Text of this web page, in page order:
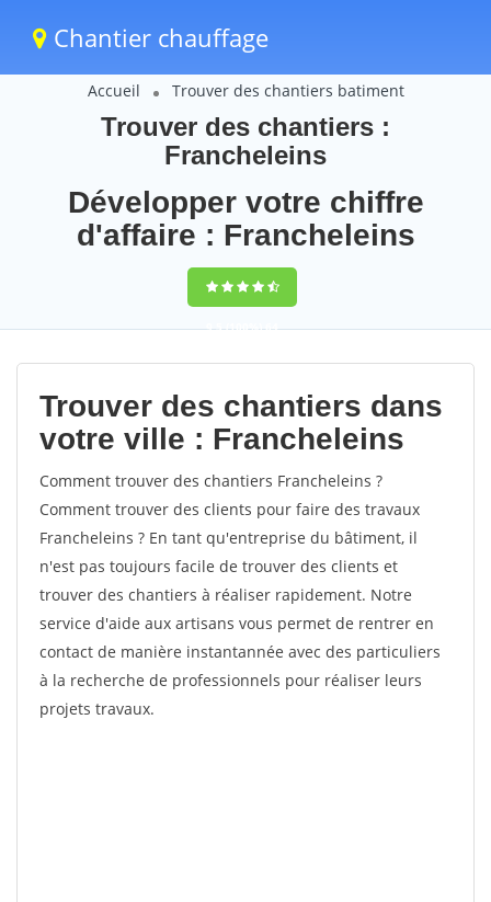
Chantier chauffage
Accueil Trouver des chantiers batiment
Trouver des chantiers :
Francheleins
Développer votre chiffre
d'affaire : Francheleins
9,5(100%)64
votes
Trouver des chantiers dans
votre ville : Francheleins
Comment trouver des chantiers Francheleins ?
Comment trouver des clients pour faire des travaux
Francheleins ? En tant qu'entreprise du bâtiment, il
n'est pas toujours facile de trouver des clients et
trouver des chantiers à réaliser rapidement. Notre
service d'aide aux artisans vous permet de rentrer en
contact de manière instantannée avec des particuliers
à la recherche de professionnels pour réaliser leurs
projets travaux.